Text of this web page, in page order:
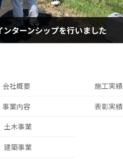
ターンシップを行いました
会社概要
事業内容
土木事業
建築事業
施工実績
表彰実績